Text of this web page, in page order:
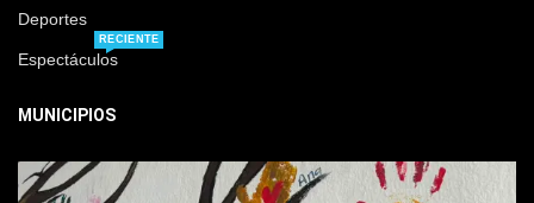
Deportes
Espectáculos
RECIENTE
MUNICIPIOS